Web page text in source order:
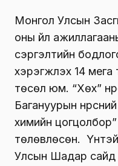
Монгол Улсын
оны үйл
сэргэлтийн
хэрэгжүүлэх 14 мега
төсөл юм. “Хөх”
Багануурын
химийн
төлөвлөсөн.
Улсын Шадар сайд